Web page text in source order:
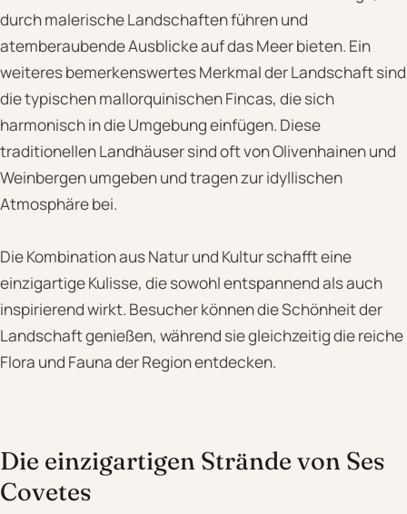
durch malerische Landschaften führen und
atemberaubende Ausblicke auf das Meer bieten. Ein
weiteres bemerkenswertes Merkmal der Landschaft sind
die typischen mallorquinischen Fincas, die sich
harmonisch in die Umgebung einfügen. Diese
traditionellen Landhäuser sind oft von Olivenhainen und
Weinbergen umgeben und tragen zur idyllischen
Atmosphäre bei.
Die Kombination aus Natur und Kultur schafft eine
einzigartige Kulisse, die sowohl entspannend als auch
inspirierend wirkt. Besucher können die Schönheit der
Landschaft genießen, während sie gleichzeitig die reiche
Flora und Fauna der Region entdecken.
Die einzigartigen Strände von Ses
Covetes